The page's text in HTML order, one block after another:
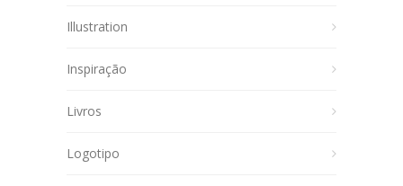
Illustration
Inspiração
Livros
Logotipo